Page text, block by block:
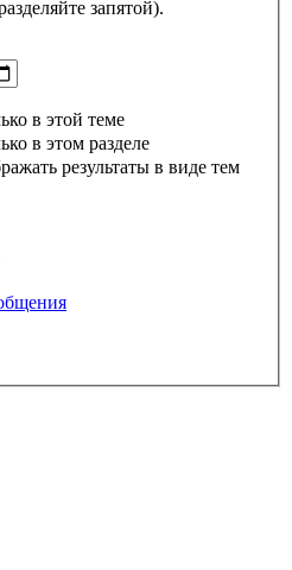
запятой).
в этой теме
в этом разделе
результаты в виде тем